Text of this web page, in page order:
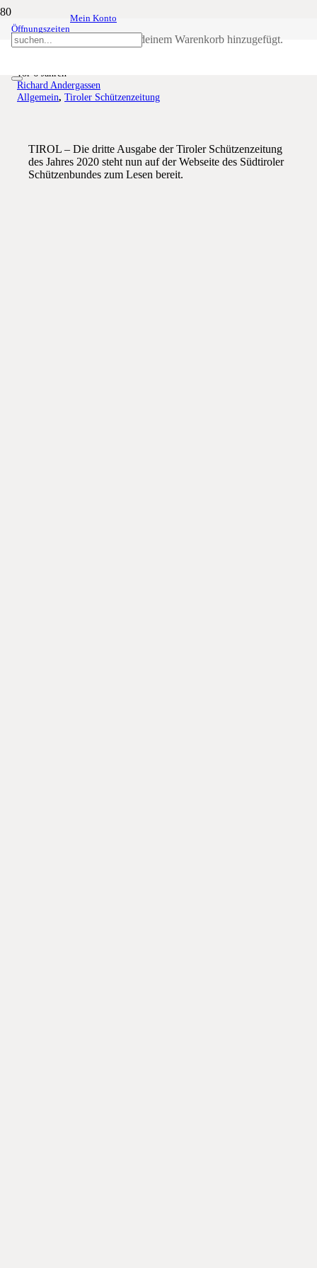
Öffnungszeiten
Mein Konto
wurde deinem Warenkorb hinzugefügt.
Schützenzeitung Nr. 3-2020
vor 6 Jahren
Richard Andergassen
Allgemein, Tiroler Schützenzeitung
TIROL – Die dritte Ausgabe der Tiroler Schützenzeitung
des Jahres 2020 steht nun auf der Webseite des Südtiroler
Schützenbundes zum Lesen bereit.